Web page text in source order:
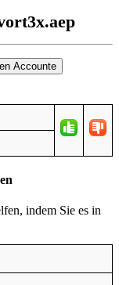
indem Sie es in